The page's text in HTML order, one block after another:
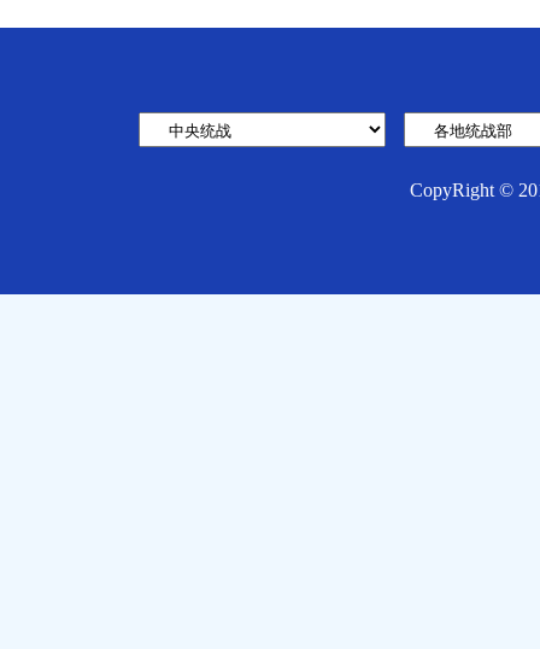
CopyRight ©